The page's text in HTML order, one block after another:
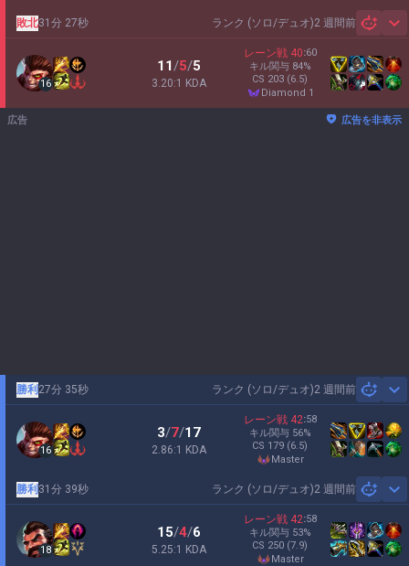
ランク (ソロ/デュオ)2 週間前
敗北31分 27秒
16
11/5/5
3.20:1 KDA
レーン戦 40:60
キル関与 84%
CS 203 (6.5)
diamond 1
広告 広告を非表示
ランク (ソロ/デュオ)2 週間前
勝利 27分 35秒
16
3/7/17
2.86:1 KDA
レーン戦 42:58
キル関与 56%
CS 179 (6.5)
master
ランク (ソロ/デュオ)2 週間前
勝利 31分 39秒
18
15/4/6
5.25:1 KDA
レーン戦 42:58
キル関与 53%
CS 250 (7.9)
master